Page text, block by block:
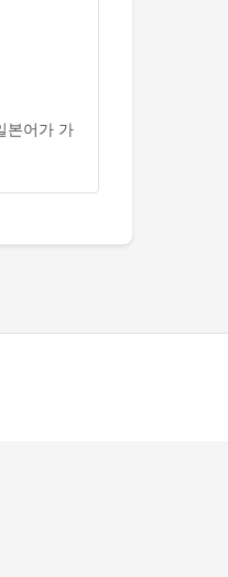
본어가 가